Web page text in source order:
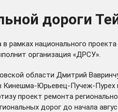
дороги
национального
организация «ДРСУ».
области Дмитрий
Юрьевец-Пучеж-
проект ремонта
дорог до начала